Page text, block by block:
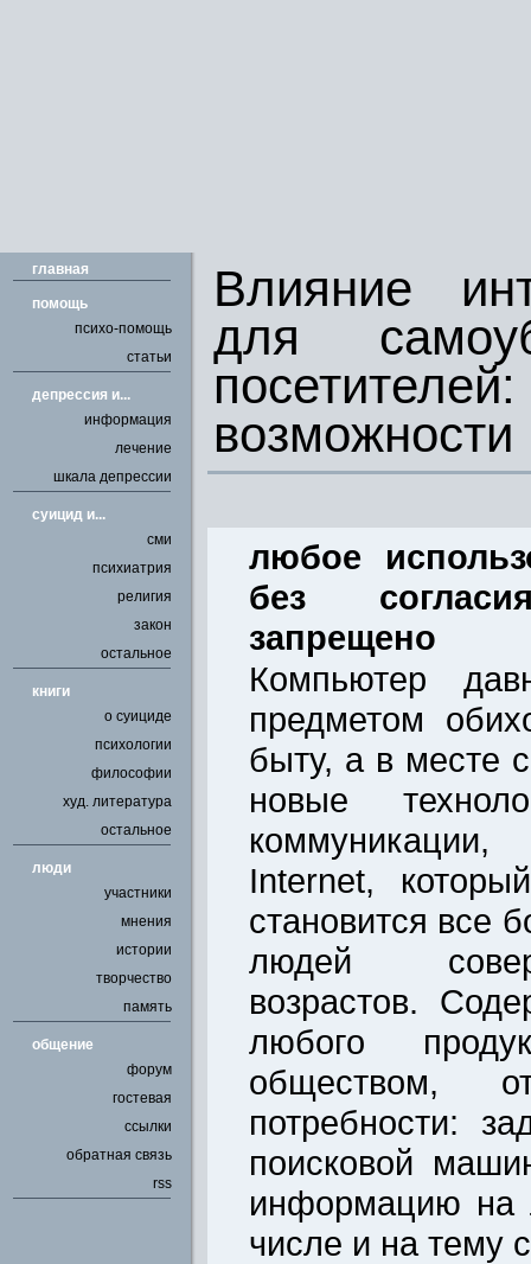
главная
помощь
психо-помощь
статьи
депрессия и...
информация
лечение
шкала депрессии
cуицид и...
сми
психиатрия
религия
закон
остальное
книги
о суициде
психологии
философии
худ. литература
остальное
люди
участники
мнения
истории
творчество
память
общение
форум
гостевая
ссылки
обратная связь
rss
Влияние
для
возможности
любое
без
запрещено
Компьютер
предметом
быту, а в месте
новые
Internet,
становится все
людей
возрастов.
любого
обществом,
потребности:
поисковой
информацию
числе и на тему